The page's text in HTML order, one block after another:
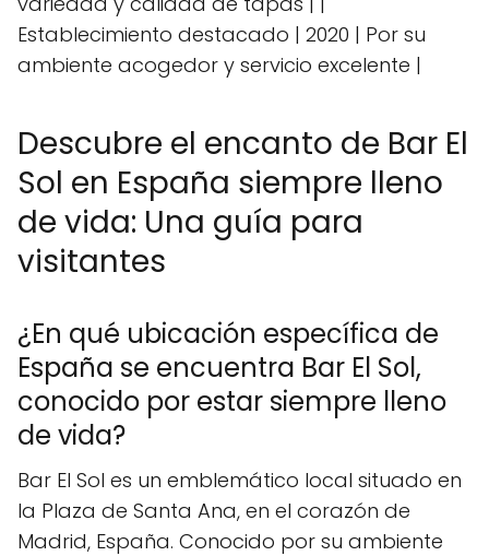
Establecimiento destacado | 2020 | Por su
ambiente acogedor y servicio excelente |
Descubre el encanto de Bar El
Sol en España siempre lleno
de vida: Una guía para
visitantes
¿En qué ubicación específica de
España se encuentra Bar El Sol,
conocido por estar siempre lleno
de vida?
Bar El Sol es un emblemático local situado en
la Plaza de Santa Ana, en el corazón de
Madrid, España. Conocido por su ambiente